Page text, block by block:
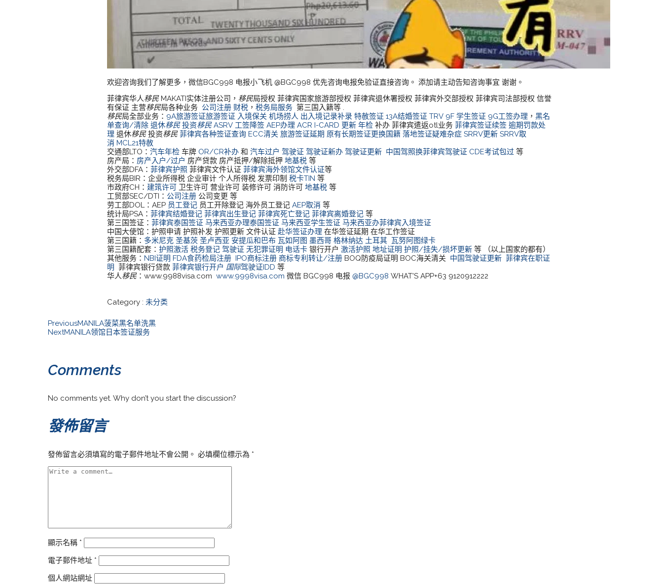
欢迎咨询我们了解更多，微信BGC998 电报小飞机 @BGC998 优先咨询电报免验证直接咨询。 添加请主动告知咨询事宜 谢谢。
菲律宾华人移民MAKATI实体注册公司， 移民局授权 菲律宾国家旅游部授权 菲律宾退休署授权 菲律宾外交部授权 菲律宾司法部授权 信誉
有保证 主营移民局各种业务 公司注册 财税 ，税务局服务 第三国入籍等 .
移民局全部业务： 9A旅游签证旅游签证 入境保关 机场捞人 出入境记录补录 特赦签证 13A结婚签证 TRV 9F 学生签证 9G工签办理 ，黑名
单查询/清除 退休移民 投资移民 ASRV 工签降签 AEP办理 ACR I-CARD 更新 年检补办 菲律宾遣返otl业务菲律宾签证续签 逾期罚款处
理 退休移民投资移民 菲律宾各种签证查询 ECC清关 旅游签证延期 原有长期签证更换国籍 落地签证疑难杂症 SRRV更新 SRRV取
消 MCL21特赦
交通部LTO：汽车年检 车牌 OR/CR补办 和汽车过户 驾驶证 驾驶证新办 驾驶证更新 中国驾照换菲律宾驾驶证 CDE考试包过 等
房产局： 房产入户/过户 房产贷款 房产抵押/解除抵押地基税 等
外交部DFA：菲律宾护照 菲律宾文件认证菲律宾海外领馆文件认证等
税务局BIR：企业所得税 企业审计 个人所得税 发票印制税卡TIN等
市政府CH： 建筑许可 卫生许可 营业许可 装修许可 消防许可地基税 等
工贸部SEC/DTI： 公司注册 公司变更 等
劳工部DOL：AEP 员工登记 员工开除登记 海外员工登记AEP取消 等
统计局PSA：菲律宾结婚登记 菲律宾出生登记 菲律宾死亡登记 菲律宾离婚登记 等
第三国签证：菲律宾泰国签证 马来西亚办理泰国签证 马来西亚学生签证 马来西亚办菲律宾入境签证
中国大使馆：护照申请 护照补发 护照更新 文件认证赴华签证办理 在华签证延期 在华工作签证
第三国籍： 多米尼克 圣基茨 圣卢西亚 安提瓜和巴布 瓦如阿图 墨西哥格林纳达 土耳其 瓦努阿图绿卡
第三国籍配套：护照激活 税务登记 驾驶证 无犯罪证明 电话卡 银行开户激活护照 地址证明 护照/挂失/损坏更新 等 （以上国家的都有）
其他服务：NBI证明 FDA食药检局注册 IPO商标注册 商标专利转让/注册 BOQ防疫局证明 BOC海关清关 中国驾驶证更新 菲律宾在职证
明 菲律宾银行贷款菲律宾银行开户 国际驾驶证IDD 等
华人移民：www.9988visa.comwww.9998visa.com 微信 BGC998 电报 @BGC998 WHAT'S APP+63 9120912222
Category : 未分类
PreviousMANILA菠菜黑名单洗黑
NextMANILA领馆日本签证服务
Comments
No comments yet. Why don’t you start the discussion?
發佈留言
發佈留言必須填寫的電子郵件地址不會公開。 必填欄位標示為 *
顯示名稱 *
電子郵件地址 *
個人網站網址